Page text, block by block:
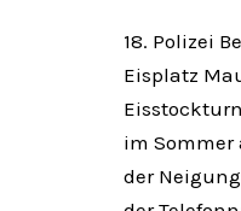
18. Polizei
Eisplatz
im Sommer
der